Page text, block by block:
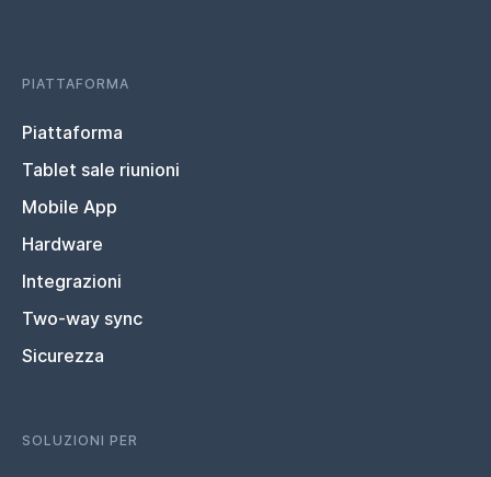
PIATTAFORMA
Piattaforma
Tablet sale riunioni
Mobile App
Hardware
Integrazioni
Two-way sync
Sicurezza
SOLUZIONI PER